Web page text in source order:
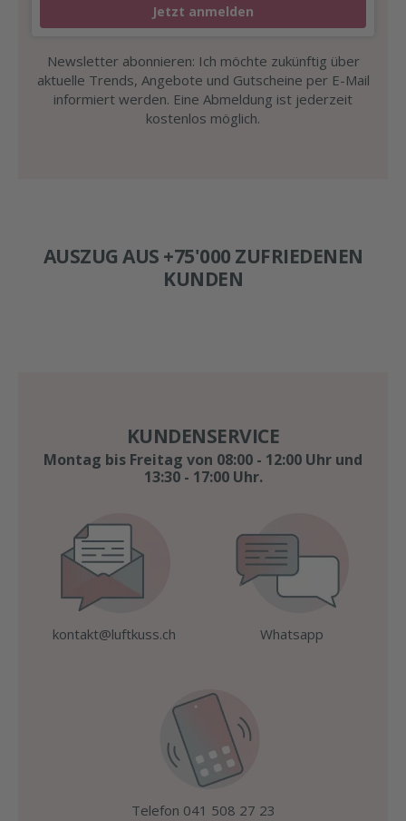
Jetzt anmelden
Newsletter abonnieren: Ich möchte zukünftig über
aktuelle Trends, Angebote und Gutscheine per E-Mail
informiert werden. Eine Abmeldung ist jederzeit
kostenlos möglich.
AUSZUG AUS +75'000 ZUFRIEDENEN
KUNDEN
KUNDENSERVICE
Montag bis Freitag von 08:00 - 12:00 Uhr und
13:30 - 17:00 Uhr.
kontakt@luftkuss.ch Whatsapp
Telefon 041 508 27 23